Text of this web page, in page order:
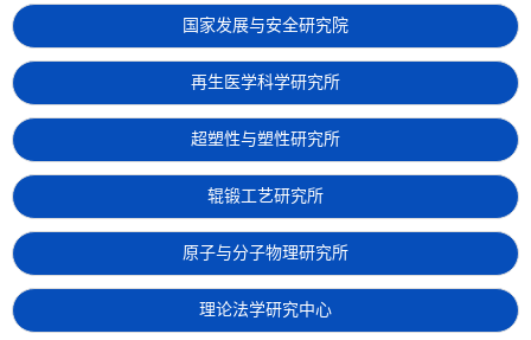
国家发展与安全研究院
再生医学科学研究所
超塑性与塑性研究所
辊锻工艺研究所
原子与分子物理研究所
理论法学研究中心